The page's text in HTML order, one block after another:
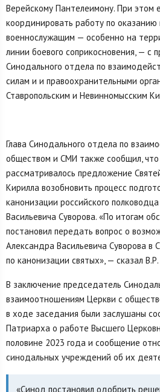
Верейскому Пантелеимону. При этом
координировать работу по
военнослужащим — особенно на
линии боевого соприкосновения, — с
Синодального отдела по
силам и и правоохранительными
Ставропольским и Невинномысским
Глава Синодального отдела по
обществом и СМИ также сообщил,
рассматривалось предложение
Кирилла возобновить процесс
канонизации российского
Васильевича Суворова. «По итогам
постановил передать вопрос о
Александра Васильевича Суворова в
по канонизации святых», — сказал
В заключение председатель
взаимоотношениям Церкви с
в ходе заседания были заслушаны
Патриарха о работе Высшего
половине 2023 года и сообщение
синодальных учреждений об их
«Синод постановил одобрить